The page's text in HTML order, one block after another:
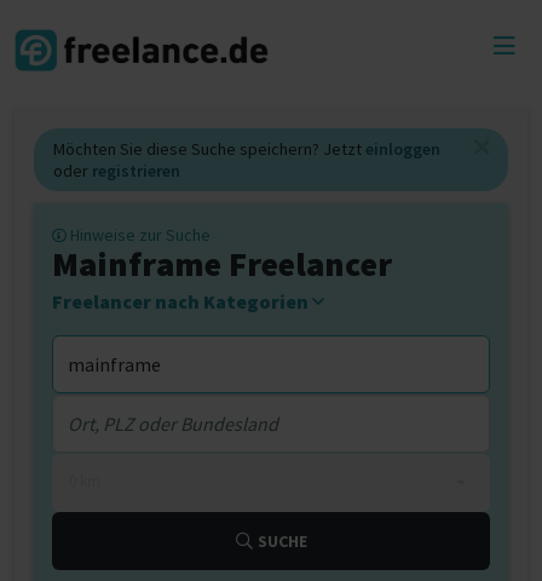
Möchten Sie diese Suche speichern? Jetzt einloggen
oder registrieren
Hinweise zur Suche
Mainframe Freelancer
Freelancer nach Kategorien
SUCHE